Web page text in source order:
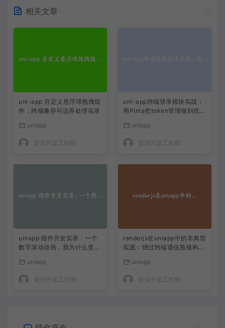
相关文章
uni-app 自定义悬浮球拖拽组
件：跨端兼容与边界处理实录
uniapp
资深开发工程师
uni-app跨端登录模块实战：
用Pinia把token管理做到优雅
uniapp
资深开发工程师
uniapp 组件开发实录：一个
数字滚动动画，我为什么坚决
uniapp
资深开发工程师
renderjs在uniapp中的非典型
实践：绕过跨端通信瓶颈构建
uniapp
资深开发工程师